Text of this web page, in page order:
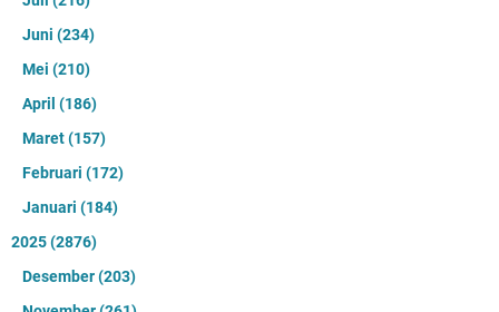
Juni (234)
Mei (210)
April (186)
Maret(157)
Februari (172)
Januari (184)
2025(2876)
Desember(203)